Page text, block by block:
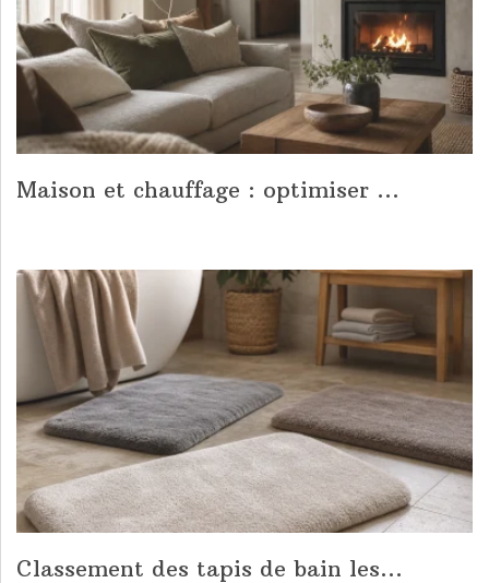
Maison et chauffage : optimiser ...
Classement des tapis de bain les...